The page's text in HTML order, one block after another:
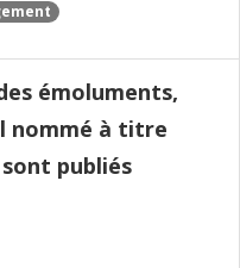
émoluments,
nommé à titre
publiés